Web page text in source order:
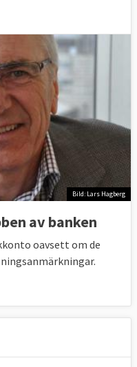
Bild: Lars Hagberg
av banken
oavsett om de